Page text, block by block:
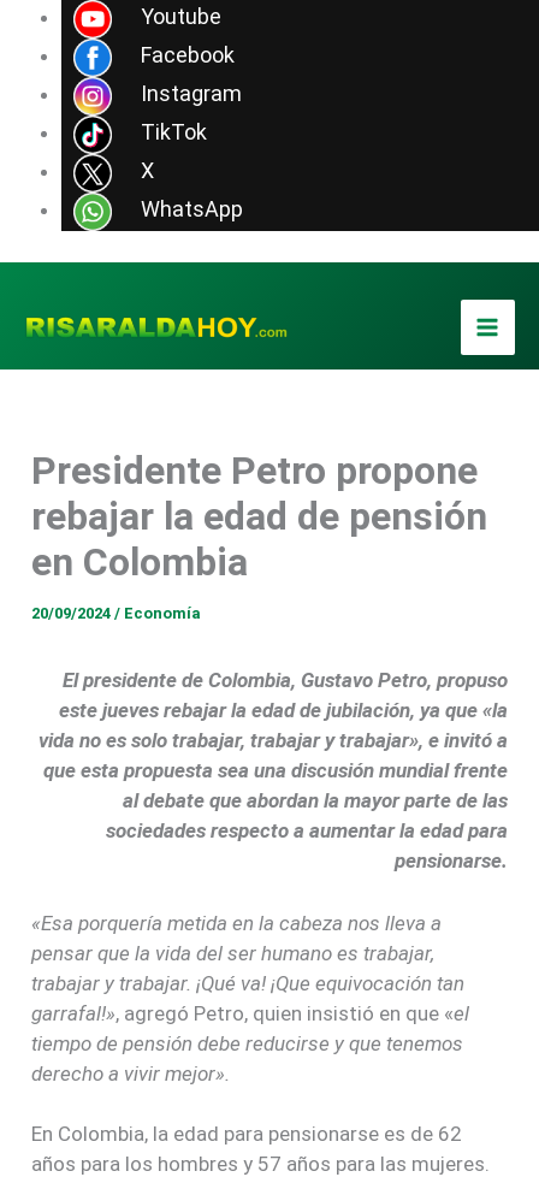
Youtube
Facebook
Instagram
TikTok
X
WhatsApp
contenido
Presidente Petro propone
rebajar la edad de pensión
en Colombia
20/09/2024/ Economía
El presidente de Colombia, Gustavo Petro, propuso
este jueves rebajar la edad de jubilación, ya que «la
vida no es solo trabajar, trabajar y trabajar», e invitó a
que esta propuesta sea una discusión mundial frente
al debate que abordan la mayor parte de las
sociedades respecto a aumentar la edad para
pensionarse.
«Esa porquería metida en la cabeza nos lleva a
pensar que la vida del ser humano es trabajar,
trabajar y trabajar. ¡Qué va! ¡Que equivocación tan
garrafal!», agregó Petro, quien insistió en que «el
tiempo de pensión debe reducirse y que tenemos
derecho a vivir mejor».
En Colombia, la edad para pensionarse es de 62
años para los hombres y 57 años para las mujeres.